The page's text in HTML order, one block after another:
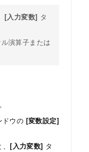
[入力変数] タ
演算子または
ドウの [変数設定]
[入力変数] タ